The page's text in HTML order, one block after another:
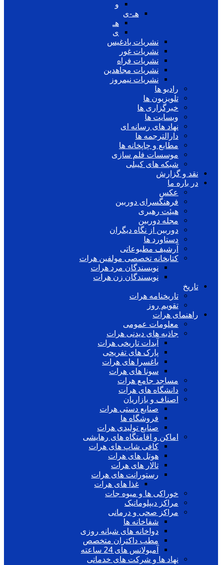
و
هـ-ی
هـ
ی
نشریات بادغیس
نشریات غور
نشریات فراه
نشریات مجاهدین
نشریات نیمروز
رادیو ها
تلویزیون ها
خبرگزاری ها
وبسایت ها
نهاد های رسانه ای
دارالترجمه ها
مطابع و چاپخانه ها
موسسات فلم سازی
شبکه های کیبلی
نقد و گزارش
در باره ما
عکس
فرهنگسرای دوربین
هیئت رهبری
مجله دوربین
دوربین از نگاه دیگران
دستاورد ها
آرشیف مطبوعاتی
کتابخانه تخصصی مولفین هرات
نویسندگان مرد هرات
نویسندگان زن هرات
تاریخ
تاریخنامه هرات
تقویم روز
راهنمای هرات
معلومات عمومی
جاذبه های دیدنی هرات
آبدات تاریخی هرات
پارک های تفریحی
باغسرا های هرات
سونا های هرات
مساجد جامع هرات
دانشگاه های هرات
اصناف و بازاریان
صنایع دستی هرات
فروشگاه ها
صنایع تولیدی هرات
اماکن و اقامتگاه های رهایشی
کافی شاپ های هرات
هوتل های هرات
تالار های هرات
رستورانت های هرات
غذا های هرات
خوراکی ها و میوه جات
مراکز دیپلوماتیک
مراکز صحی و درمانی
شفاخانه ها
دواخانه های شبانه روزی
مطب داکتران متخصص
آمبولانس های 24 ساعته
نهاد ها و شرکت های خدماتی